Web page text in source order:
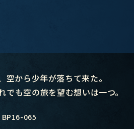
から少年が落ちて来た。
も空の旅を望む想いは一つ。
BP16-065